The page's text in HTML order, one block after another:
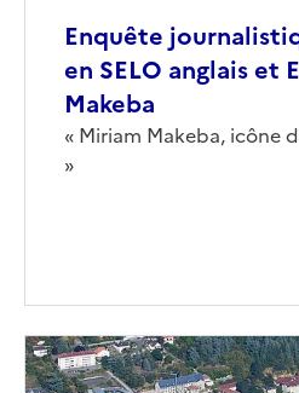
Enquête
en SELO anglais et
Makeba
Corps
« Miriam Makeba, icône
»
Image
de